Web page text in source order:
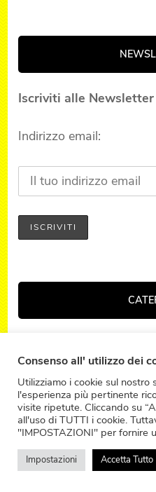
Iscriviti alle
Indirizzo email:
trasforma in emozione
mamma, consulente
per passione ed amore,
dolci e salate, che spero
voi. Ho ideato e curo il
blog di Caterina
Consenso all' utilizzo dei
Utilizziamo i cookie sul
l'esperienza più pertinente
visite ripetute. Cliccando su
all'uso di TUTTI i cookie.
"IMPOSTAZIONI" per fornire
Impostazioni Accetta Tutto